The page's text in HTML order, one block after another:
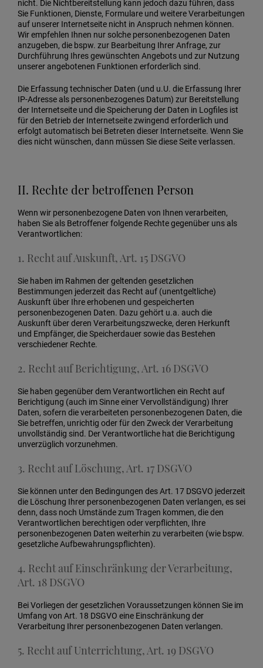
nicht. Die Nichtbereitstellung kann jedoch dazu führen, dass
Sie Funktionen, Dienste, Formulare und weitere Verarbeitungen
auf unserer Internetseite nicht in Anspruch nehmen können.
Wir empfehlen Ihnen nur solche personenbezogenen Daten
anzugeben, die bspw. zur Bearbeitung Ihrer Anfrage, zur
Durchführung Ihres gewünschten Angebots und zur Nutzung
unserer angebotenen Funktionen erforderlich sind.
Die Erfassung technischer Daten (und u.U. die Erfassung Ihrer
IP-Adresse als personenbezogenes Datum) zur Bereitstellung
der Internetseite und die Speicherung der Daten in Logfiles ist
für den Betrieb der Internetseite zwingend erforderlich und
erfolgt automatisch bei Betreten dieser Internetseite. Wenn Sie
dies nicht wünschen, dann müssen Sie diese Seite verlassen.
II. Rechte der betroffenen Person
Wenn wir personenbezogene Daten von Ihnen verarbeiten,
haben Sie als Betroffener folgende Rechte gegenüber uns als
Verantwortlichen:
1. Recht auf Auskunft, Art. 15 DSGVO
Sie haben im Rahmen der geltenden gesetzlichen
Bestimmungen jederzeit das Recht auf (unentgeltliche)
Auskunft über Ihre erhobenen und gespeicherten
personenbezogenen Daten. Dazu gehört u.a. auch die
Auskunft über deren Verarbeitungszwecke, deren Herkunft
und Empfänger, die Speicherdauer sowie das Bestehen
verschiedener Rechte.
2. Recht auf Berichtigung, Art. 16 DSGVO
Sie haben gegenüber dem Verantwortlichen ein Recht auf
Berichtigung (auch im Sinne einer Vervollständigung) Ihrer
Daten, sofern die verarbeiteten personenbezogenen Daten, die
Sie betreffen, unrichtig oder für den Zweck der Verarbeitung
unvollständig sind. Der Verantwortliche hat die Berichtigung
unverzüglich vorzunehmen.
3. Recht auf Löschung, Art. 17 DSGVO
Sie können unter den Bedingungen des Art. 17 DSGVO jederzeit
die Löschung Ihrer personenbezogenen Daten verlangen, es sei
denn, dass noch Umstände zum Tragen kommen, die den
Verantwortlichen berechtigen oder verpflichten, Ihre
personenbezogenen Daten weiterhin zu verarbeiten (wie bspw.
gesetzliche Aufbewahrungspflichten).
4. Recht auf Einschränkung der Verarbeitung,
Art. 18 DSGVO
Bei Vorliegen der gesetzlichen Voraussetzungen können Sie im
Umfang von Art. 18 DSGVO eine Einschränkung der
Verarbeitung Ihrer personenbezogenen Daten verlangen.
5. Recht auf Unterrichtung, Art. 19 DSGVO